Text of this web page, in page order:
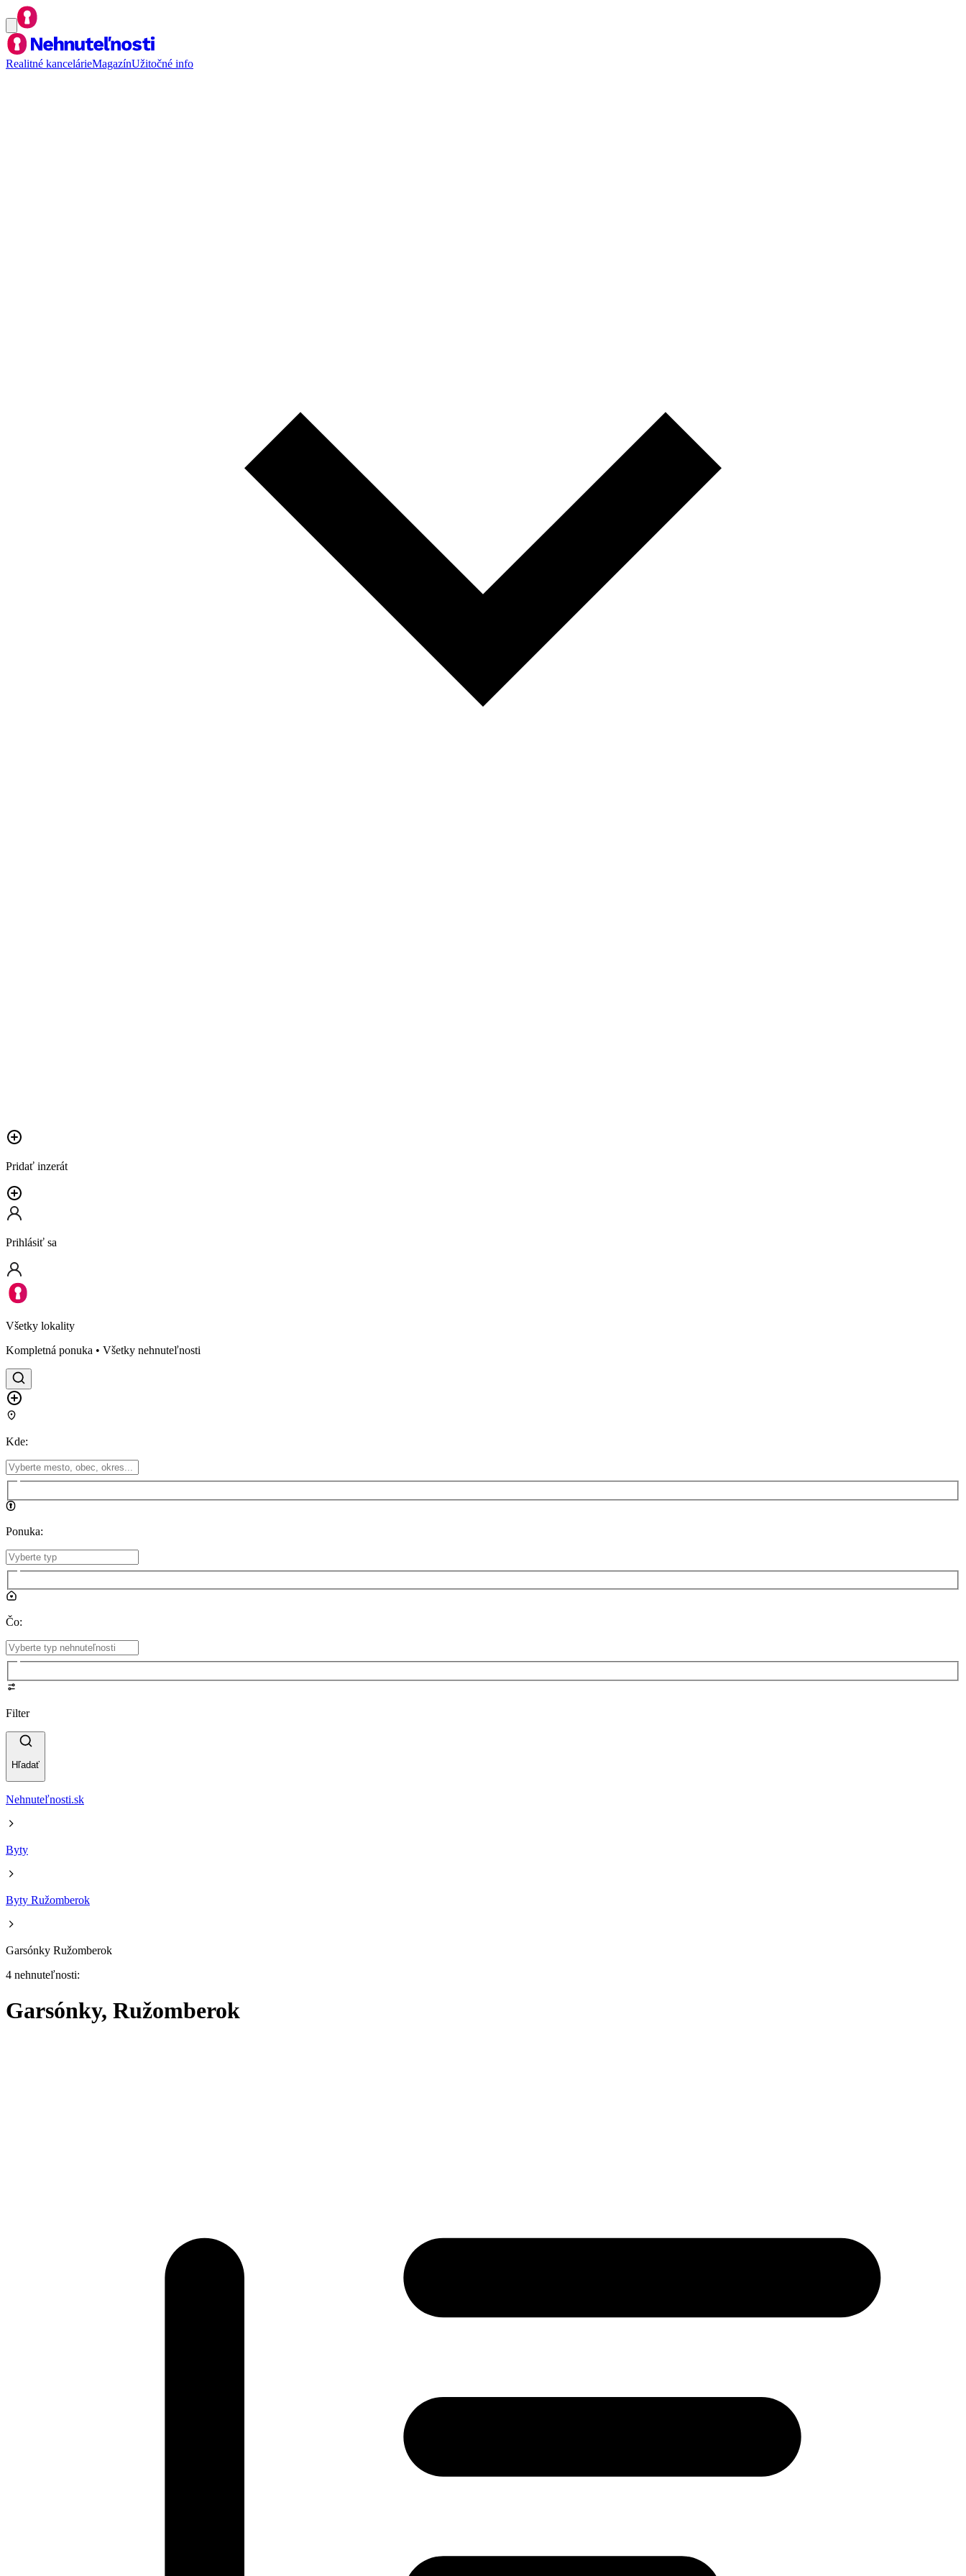
Realitné kancelárieMagazínUžitočné info
Pridať inzerát
Prihlásiť sa
Všetky lokality
Kompletná ponuka • Všetky nehnuteľnosti
Kde:
Ponuka:
Čo:
Filter
Hľadať
Nehnuteľnosti.sk
Byty
Byty Ružomberok
Garsónky Ružomberok
4 nehnuteľnosti:
Garsónky, Ružomberok